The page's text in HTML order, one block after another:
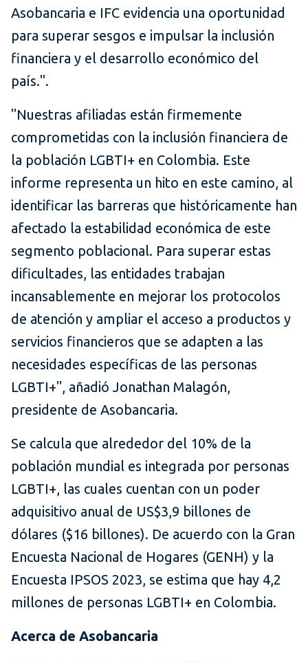
Asobancaria e IFC evidencia una oportunidad
para superar sesgos e impulsar la inclusión
financiera y el desarrollo económico del
país.".
"Nuestras afiliadas están firmemente
comprometidas con la inclusión financiera de
la población LGBTI+ en Colombia. Este
informe representa un hito en este camino, al
identificar las barreras que históricamente han
afectado la estabilidad económica de este
segmento poblacional. Para superar estas
dificultades, las entidades trabajan
incansablemente en mejorar los protocolos
de atención y ampliar el acceso a productos y
servicios financieros que se adapten a las
necesidades específicas de las personas
LGBTI+", añadió Jonathan Malagón,
presidente de Asobancaria.
Se calcula que alrededor del 10% de la
población mundial es integrada por personas
LGBTI+, las cuales cuentan con un poder
adquisitivo anual de US$3,9 billones de
dólares ($16 billones). De acuerdo con la Gran
Encuesta Nacional de Hogares (GENH) y la
Encuesta IPSOS 2023, se estima que hay 4,2
millones de personas LGBTI+ en Colombia.
Acerca de Asobancaria